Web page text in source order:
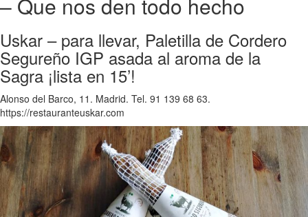
– Que nos den todo hecho
Uskar – para llevar, Paletilla de Cordero
Segureño IGP asada al aroma de la
Sagra ¡lista en 15’!
Alonso del Barco, 11. Madrid. Tel. 91 139 68 63.
https://restauranteuskar.com